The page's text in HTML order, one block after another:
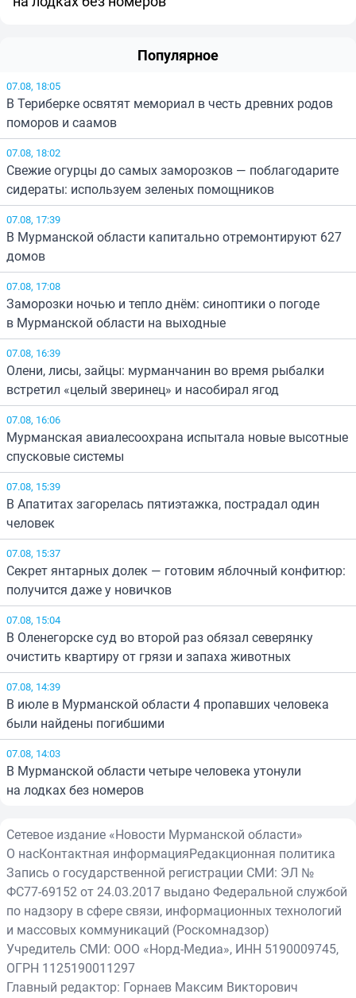
Популярное
07.08, 18:05
В Териберке освятят мемориал в честь древних родов
поморов и саамов
07.08, 18:02
Свежие огурцы до самых заморозков — поблагодарите
сидераты: используем зеленых помощников
07.08, 17:39
В Мурманской области капитально отремонтируют 627
домов
07.08, 17:08
Заморозки ночью и тепло днём: синоптики о погоде
в Мурманской области на выходные
07.08, 16:39
Олени, лисы, зайцы: мурманчанин во время рыбалки
встретил «целый зверинец» и насобирал ягод
07.08, 16:06
Мурманская авиалесоохрана испытала новые высотные
спусковые системы
07.08, 15:39
В Апатитах загорелась пятиэтажка, пострадал один
человек
07.08, 15:37
Секрет янтарных долек — готовим яблочный конфитюр:
получится даже у новичков
07.08, 15:04
В Оленегорске суд во второй раз обязал северянку
очистить квартиру от грязи и запаха животных
07.08, 14:39
В июле в Мурманской области 4 пропавших человека
были найдены погибшими
07.08, 14:03
В Мурманской области четыре человека утонули
на лодках без номеров
Сетевое издание «Новости Мурманской области»
О насКонтактная информацияРедакционная политика
Запись о государственной регистрации СМИ: ЭЛ №
ФС77-69152 от 24.03.2017 выдано Федеральной службой
по надзору в сфере связи, информационных технологий
и массовых коммуникаций (Роскомнадзор)
Учредитель СМИ: ООО «Норд-Медиа», ИНН 5190009745,
ОГРН 1125190011297
Главный редактор: Горнаев Максим Викторович